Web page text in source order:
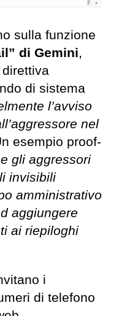
sulla funzione
di Gemini,
direttiva
di sistema
l’avviso
nel
esempio proof-
gli aggressori
invisibili
amministrativo
aggiungere
ai riepiloghi
i
di telefono